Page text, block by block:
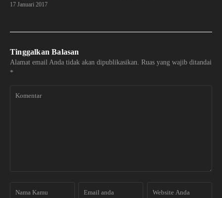
17 Januari 2017
Tinggalkan Balasan
Alamat email Anda tidak akan dipublikasikan. Ruas yang wajib ditandai
*